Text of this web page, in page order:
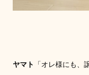
ヤマト 「オレ様にも、